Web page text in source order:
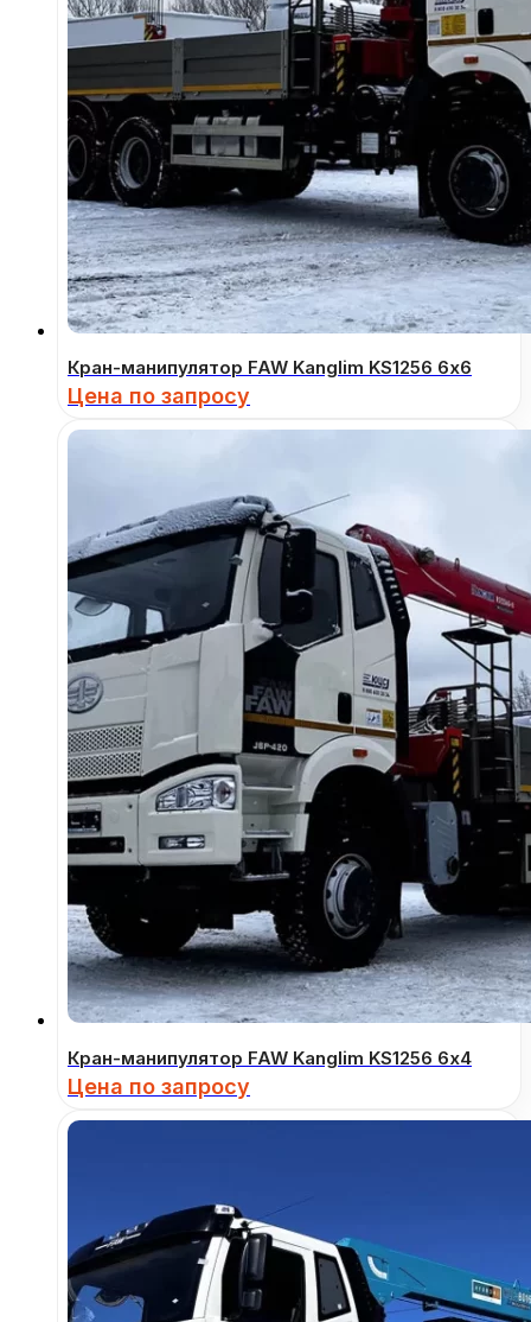
Кран-манипулятор FAW Kanglim KS1256 6х6
Цена по запросу
Кран-манипулятор FAW Kanglim KS1256 6х4
Цена по запросу